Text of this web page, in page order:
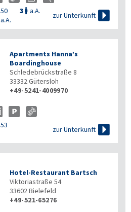
50 3  a.A.
a.A.
zur Unterkunft 
Apartments Hanna’s
Boardinghouse
Schledebrückstraße 8
33332Gütersloh
+49-5241-4009970
53
zur Unterkunft 
Hotel-Restaurant Bartsch
Viktoriastraße 54
33602Bielefeld
+49-521-65276